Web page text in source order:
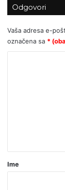
sjajan
Odgovori
Vaša adresa e-
označena sa *
rIme